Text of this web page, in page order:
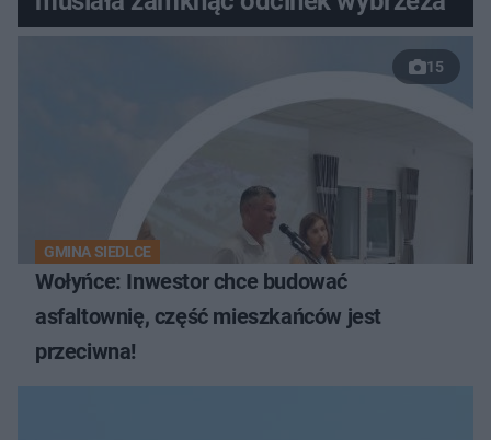
15
GMINA SIEDLCE
Wołyńce: Inwestor chce budować
asfaltownię, część mieszkańców jest
przeciwna!